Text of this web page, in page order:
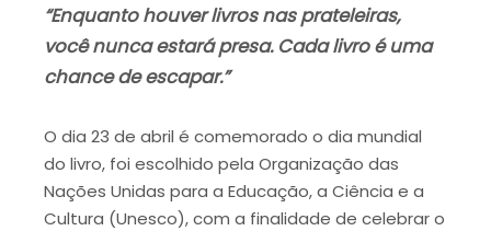
“Enquanto houver livros nas prateleiras,
você nunca estará presa. Cada livro é uma
chance de escapar.”
O dia 23 de abril é comemorado o dia mundial
do livro, foi escolhido pela Organização das
Nações Unidas para a Educação, a Ciência e a
Cultura (Unesco), com a finalidade de celebrar o